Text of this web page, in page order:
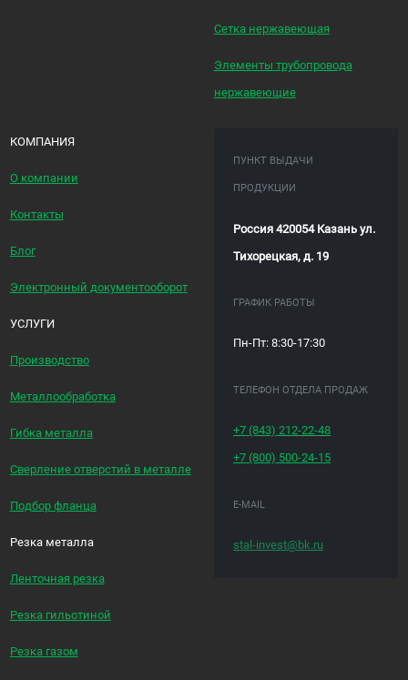
Сетка нержавеющая
Элементы трубопровода
нержавеющие
КОМПАНИЯ
О компании
Контакты
Блог
Электронный документооборот
УСЛУГИ
Производство
Металлообработка
Гибка металла
Сверление отверстий в металле
Подбор фланца
Резка металла
Ленточная резка
Резка гильотиной
Резка газом
ПУНКТ ВЫДАЧИ
ПРОДУКЦИИ
Россия 420054 Казань ул.
Тихорецкая, д. 19
ГРАФИК РАБОТЫ
Пн-Пт: 8:30-17:30
ТЕЛЕФОН ОТДЕЛА ПРОДАЖ
+7 (843) 212-22-48
+7 (800) 500-24-15
E-MAIL
stal-invest@bk.ru